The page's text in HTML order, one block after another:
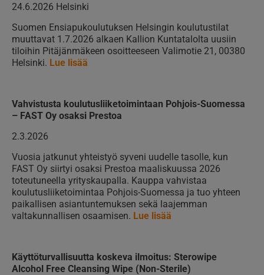
24.6.2026 Helsinki
Suomen Ensiapukoulutuksen Helsingin koulutustilat
muuttavat 1.7.2026 alkaen Kallion Kuntatalolta uusiin
tiloihin Pitäjänmäkeen osoitteeseen Valimotie 21, 00380
Helsinki. Lue lisää
Vahvistusta koulutusliiketoimintaan Pohjois-Suomessa
– FAST Oy osaksi Prestoa
2.3.2026
Vuosia jatkunut yhteistyö syveni uudelle tasolle, kun
FAST Oy siirtyi osaksi Prestoa maaliskuussa 2026
toteutuneella yrityskaupalla. Kauppa vahvistaa
koulutusliiketoimintaa Pohjois-Suomessa ja tuo yhteen
paikallisen asiantuntemuksen sekä laajemman
valtakunnallisen osaamisen. Lue lisää
Käyttöturvallisuutta koskeva ilmoitus: Sterowipe
Alcohol Free Cleansing Wipe (Non-Sterile)